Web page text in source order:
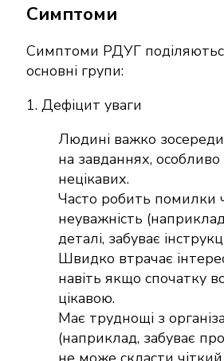
Симптоми
Симптоми РДУГ
основні групи:
1. Дефіцит уваги
Людині важко
на завданнях,
нецікавих.
Часто робить помилки
неуважність
деталі, забуває
Швидко втрачає
навіть якщо спочатку
цікавою.
Має труднощі з
(наприклад, забуває